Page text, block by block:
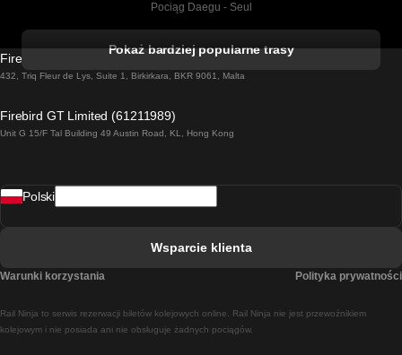
Pociąg Daegu - Seul
Pociąg Dublin - Galway
Pociąg Rzym - Neapol
Pociąg Madryt - Lizbona
Pokaż bardziej popularne trasy
Firebird GT Limited (OC 1451)
432, Triq Fleur de Lys, Suite 1, Birkirkara, BKR 9061, Malta
Firebird GT Limited (61211989)
Unit G 15/F Tal Building 49 Austin Road, KL, Hong Kong
Rail Ninja to serwis rezerwacji biletów kolejowych online. Rail Ninja nie jest przewoźnikiem
kolejowym i nie posiada ani nie obsługuje żadnych pociągów.
Polski
Wsparcie klienta
Warunki korzystania Polityka prywatności